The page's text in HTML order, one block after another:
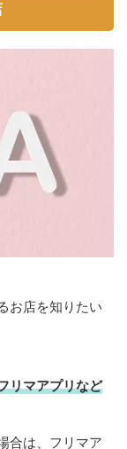
お店を知りたい
リマアプリなど
合は、フリマア